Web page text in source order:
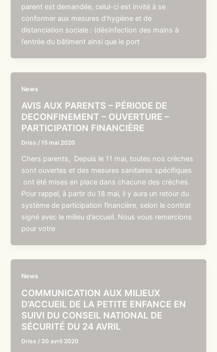
parent est demandée, celui-ci est invité à se
conformer aux mesures d’hygiène et de
distanciation sociale : (désinfection des mains à
l’entrée du bâtiment ainsi que le port
News
AVIS AUX PARENTS – PÉRIODE DE
DECONFINEMENT – OUVERTURE –
PARTICIPATION FINANCIÈRE
Driss /15 mai 2020
Chers parents, Depuis le 11 mai, toutes nos crèches
sont ouvertes et des mesures sanitaires spécifiques
ont été mises en place dans chacune des crèches.
Pour rappel, à partir du 18 mai, il y aura un retour du
système de participation financière, selon le contrat
signé avec le milieu d’accueil. Nous vous remercions
pour votre
News
COMMUNICATION AUX MILIEUX
D’ACCUEIL DE LA PETITE ENFANCE EN
SUIVI DU CONSEIL NATIONAL DE
SÉCURITÉ DU 24 AVRIL
Driss / 30 avril 2020